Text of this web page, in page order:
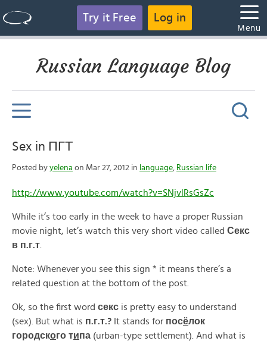
Try it Free Log in
Menu
Russian Language Blog
Sex in ПГТ
Posted by yelena on Mar 27, 2012 in language, Russian life
http://www.youtube.com/watch?v=SNjvlRsGsZc
While it’s too early in the week to have a proper Russian
movie night, let’s watch this very short video called Секс
в п.г.т
Note: Whenever you see this sign * it means there’s a
related question at the bottom of the post.
Ok, so the first word секс is pretty easy to understand
(sex). But what is п.г.т.? It stands for посёлок
городского типа (urban-type settlement). And what is